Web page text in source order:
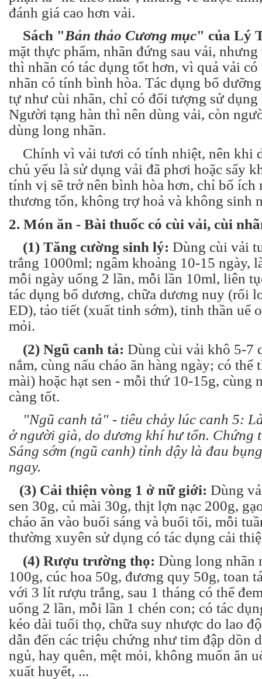
đánh giá cao hơn vải.
Sách "Bản thảo Cương mục" của Lý
mặt thực phẩm, nhãn đứng sau vải,
thì nhãn có tác dụng tốt hơn, vì quả vải
nhãn có tính bình hòa. Tác dụng bổ
tự như cùi nhãn, chỉ có đối tượng sử dụng
Người tạng hàn thì nên dùng vải, còn
dùng long nhãn.
Chính vì vải tươi có tính nhiệt, nên khi
chủ yếu là sử dụng vải đã phơi hoặc sấy
tính vị sẽ trở nên bình hòa hơn, chỉ bổ ích
thương tổn, không trợ hoả và không sinh
2. Món ăn - Bài thuốc có cùi vải, cùi
(1) Tăng cường sinh lý: Dùng cùi vải
trắng 1000ml; ngâm khoảng 10-15 ngày,
mỗi ngày uống 2 lần, mỗi lần 10ml, liên
tác dụng bổ dương, chữa dương nuy (rối
ED), tảo tiết (xuất tinh sớm), tinh thần uể
mỏi.
(2) Ngũ canh tả: Dùng cùi vải khô 5-7
nắm, cùng nấu cháo ăn hàng ngày; có thể
mài) hoặc hạt sen - mỗi thứ 10-15g, cùng
càng tốt.
"Ngũ canh tả" - tiêu chảy lúc canh 5:
ở người già, do dương khí hư tổn. Chứng
Sáng sớm (ngũ canh) tỉnh dậy là đau
ngay.
(3) Cải thiện vòng 1 ở nữ giới: Dùng
sen 30g, củ mài 30g, thịt lợn nạc 200g,
cháo ăn vào buổi sáng và buổi tối, mỗi
thường xuyên sử dụng có tác dụng cải
(4) Rượu trường thọ: Dùng long nhãn
100g, cúc hoa 50g, đương quy 50g, toan
với 3 lít rượu trắng, sau 1 tháng có thể
uống 2 lần, mỗi lần 1 chén con; có tác
kéo dài tuổi thọ, chữa suy nhược do lao
dẫn đến các triệu chứng như tim đập dồn
ngủ, hay quên, mệt mỏi, không muốn ăn
xuất huyết, ...